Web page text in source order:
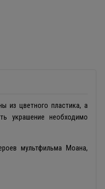
из цветного пластика, а
украшение необходимо
мультфильма Моана,